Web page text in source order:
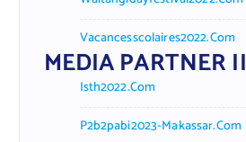
Vacancesscolaires2022.com
MEDIA PARTNER II
Isth2022.com
P2b2pabi2023-Makassar.com